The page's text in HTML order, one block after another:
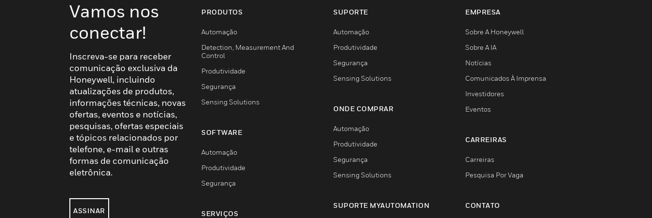
Vamos nos
conectar!
Inscreva-se para receber
comunicação exclusiva da
Honeywell, incluindo
atualizações de produtos,
informações técnicas, novas
ofertas, eventos e notícias,
pesquisas, ofertas especiais
e tópicos relacionados por
telefone, e-mail e outras
formas de comunicação
eletrônica.
ASSINAR
PRODUTOS
Automação
Detection, Measurement And
Control
Produtividade
Segurança
Sensing Solutions
SOFTWARE
Automação
Produtividade
Segurança
SERVIÇOS
SUPORTE
Automação
Produtividade
Segurança
Sensing Solutions
ONDE COMPRAR
Automação
Produtividade
Segurança
Sensing Solutions
SUPORTE MYAUTOMATION
EMPRESA
Sobre A Honeywell
Sobre A IA
Notícias
Comunicados À Imprensa
Investidores
Eventos
CARREIRAS
Carreiras
Pesquisa Por Vaga
CONTATO